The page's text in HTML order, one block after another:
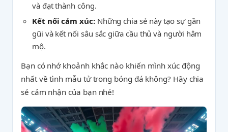
và đạt thành công.
Kết nối cảm xúc:Những chia sẻ này tạo sự gần
gũi và kết nối sâu sắc giữa cầu thủ và người hâm
mộ.
Bạn có nhớ khoảnh khắc nào khiến mình xúc động
nhất về tình mẫu tử trong bóng đá không? Hãy chia
sẻ cảm nhận của bạn nhé!